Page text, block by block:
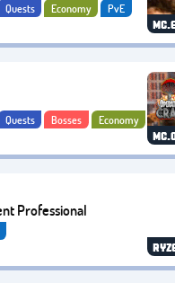
Quests Economy PvE
Quests Bosses
Economy
Professional